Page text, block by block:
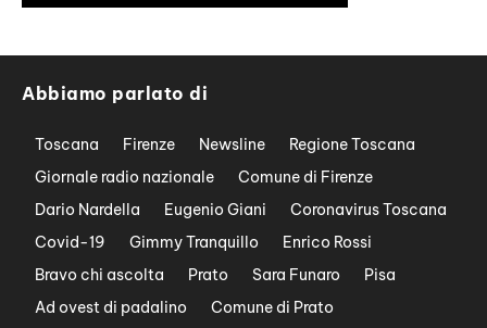
Abbiamo parlato di
Toscana Firenze Newsline
Regione Toscana
Giornale radio nazionale
Comune di Firenze
Dario Nardella
Eugenio Giani
Coronavirus Toscana
Covid-19
Gimmy Tranquillo
Enrico Rossi
Bravo chi ascolta
Prato Sara Funaro
Pisa
Ad ovest di padalino
Comune di Prato